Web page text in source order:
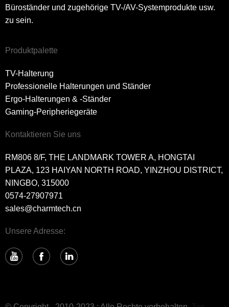
Büroständer und zugehörige TV-/AV-Systemprodukte usw.
zu sein.
Produktpalette
TV-Halterung
Professionelle Halterungen und Ständer
Ergo-Halterungen & -Ständer
Gaming-Peripheriegeräte
Kontaktieren Sie uns
RM806 8/F, THE LANDMARK TOWER A, HONGTAI
PLAZA, 123 HAIYAN NORTH ROAD, YINZHOU DISTRICT,
NINGBO, 315000
0574-27907971
sales@charmtech.cn
Unsere Adresse: